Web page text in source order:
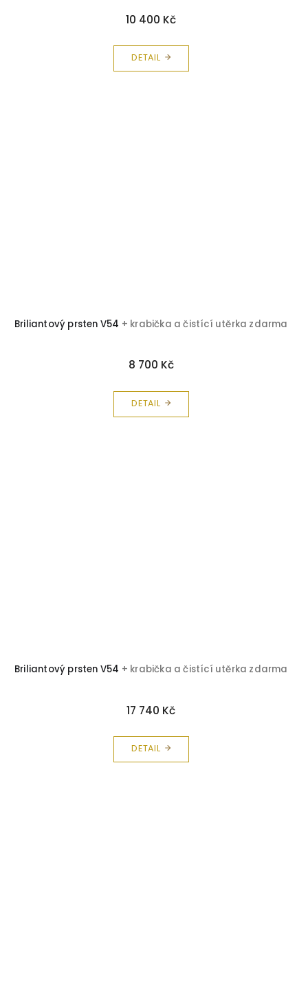
10 400 Kč
DETAIL
Briliantový prsten V54 + krabička a čistící utěrka zdarma
8 700 Kč
DETAIL
Briliantový prsten V54 + krabička a čistící utěrka zdarma
17 740 Kč
DETAIL